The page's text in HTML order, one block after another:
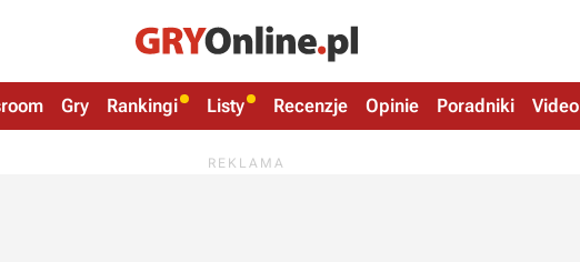
Gry Rankingi Listy Recenzje Opinie Poradniki Video